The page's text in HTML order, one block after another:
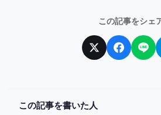
この記事をシェ
この記事を書いた人